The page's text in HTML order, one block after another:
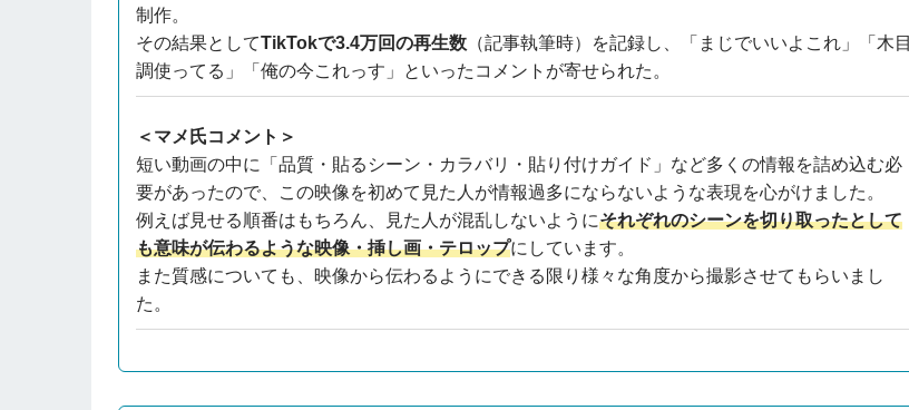
制作。
その結果としてTikTokで3.4万回の再生数（記事執筆時）を記録し、「まじでいいよこれ」「木目
調使ってる」「俺の今これっす」といったコメントが寄せられた。
＜マメ氏コメント＞
短い動画の中に「品質・貼るシーン・カラバリ・貼り付けガイド」など多くの情報を詰め込む必
要があったので、この映像を初めて見た人が情報過多にならないような表現を心がけました。
例えば見せる順番はもちろん、見た人が混乱しないようにそれぞれのシーンを切り取ったとして
も意味が伝わるような映像・挿し画・テロップにしています。
また質感についても、映像から伝わるようにできる限り様々な角度から撮影させてもらいまし
た。